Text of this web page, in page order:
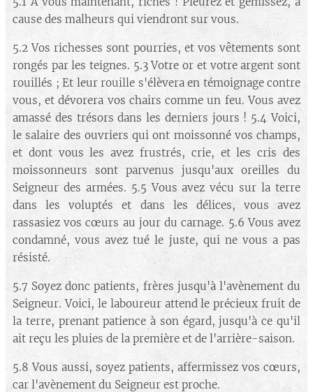
cause des malheurs qui viendront sur vous.
5.2 Vos richesses sont pourries, et vos vêtements sont
rongés par les teignes. 5.3 Votre or et votre argent sont
rouillés ; Et leur rouille s'élèvera en témoignage contre
vous, et dévorera vos chairs comme un feu. Vous avez
amassé des trésors dans les derniers jours ! 5.4 Voici,
le salaire des ouvriers qui ont moissonné vos champs,
et dont vous les avez frustrés, crie, et les cris des
moissonneurs sont parvenus jusqu'aux oreilles du
Seigneur des armées. 5.5 Vous avez vécu sur la terre
dans les voluptés et dans les délices, vous avez
rassasiez vos cœurs au jour du carnage. 5.6 Vous avez
condamné, vous avez tué le juste, qui ne vous a pas
résisté.
5.7 Soyez donc patients, frères jusqu'à l'avènement du
Seigneur. Voici, le laboureur attend le précieux fruit de
la terre, prenant patience à son égard, jusqu'à ce qu'il
ait reçu les pluies de la première et de l'arrière-saison.
5.8 Vous aussi, soyez patients, affermissez vos cœurs,
car l'avènement du Seigneur est proche.